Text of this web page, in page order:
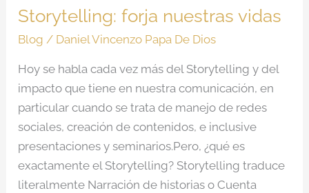
Storytelling: forja nuestras vidas
Blog / Daniel Vincenzo Papa De Dios
Hoy se habla cada vez más del Storytelling y del
impacto que tiene en nuestra comunicación, en
particular cuando se trata de manejo de redes
sociales, creación de contenidos, e inclusive
presentaciones y seminarios.Pero, ¿qué es
exactamente el Storytelling? Storytelling traduce
literalmente Narración de historias o Cuenta